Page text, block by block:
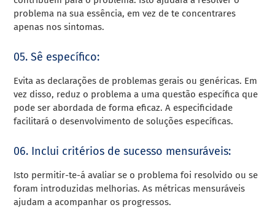
problema na sua essência, em vez de te concentrares
apenas nos sintomas.
05. Sê específico:
Evita as declarações de problemas gerais ou genéricas. Em
vez disso, reduz o problema a uma questão específica que
pode ser abordada de forma eficaz. A especificidade
facilitará o desenvolvimento de soluções específicas.
06. Inclui critérios de sucesso mensuráveis:
Isto permitir-te-á avaliar se o problema foi resolvido ou se
foram introduzidas melhorias. As métricas mensuráveis
ajudam a acompanhar os progressos.